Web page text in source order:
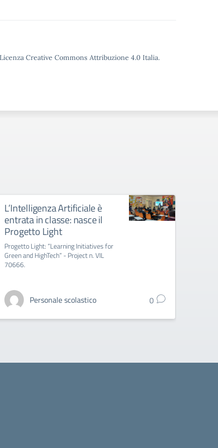
Creative Commons Attribuzione 4.0 Italia.
L’Intelligenza Artificiale è
entrata in classe: nasce il
Progetto Light
Progetto Light: “Learning Initiatives for
Green and HighTech” - Project n. VIL
70666.
Personale scolastico 0